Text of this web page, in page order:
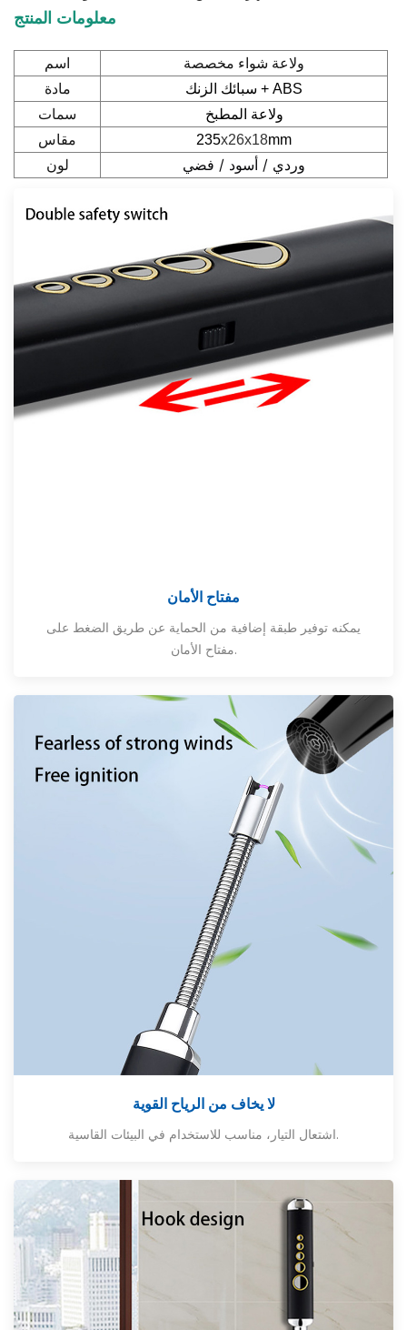
معلومات المنتج
اسم ولاعة شواء مخصصة
مادة سبائك الزنك + ABS
سمات ولاعة المطبخ
مقاس 235x26x18mm
لون وردي / أسود / فضي
مفتاح الأمان
يمكنه توفير طبقة إضافية من الحماية عن طريق الضغط على
مفتاح الأمان.
لا يخاف من الرياح القوية
اشتعال التيار، مناسب للاستخدام في البيئات القاسية.